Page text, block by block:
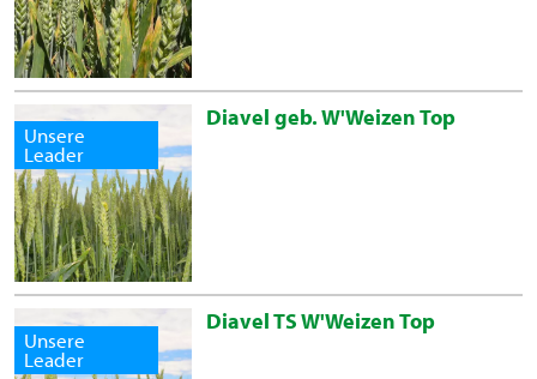
Unsere
Leader
Diavel geb. W'Weizen Top
Unsere
Leader
Diavel TS W'Weizen Top